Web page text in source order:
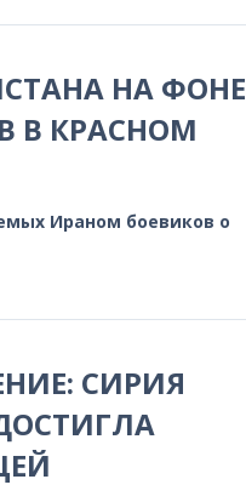
НА ФОНЕ
В КРАСНОМ
Ираном боевиков о
СИРИЯ